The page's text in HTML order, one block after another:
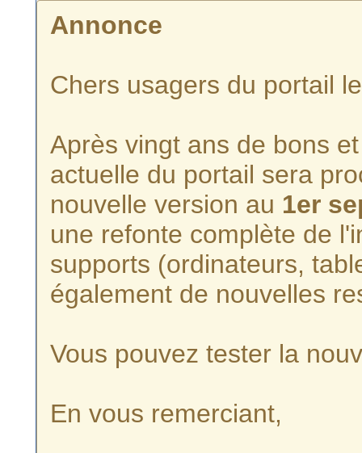
Annonce
Chers usagers du portail
Après vingt ans de bons
actuelle du portail sera
nouvelle version au 1er
une refonte complète de
supports (ordinateurs,
également de nouvelles
Vous pouvez tester la
En vous remerciant,